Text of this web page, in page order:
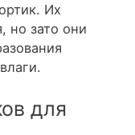
Их
но зато они
для